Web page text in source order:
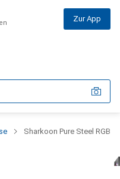
Zur App
Sharkoon Pure Steel RGB